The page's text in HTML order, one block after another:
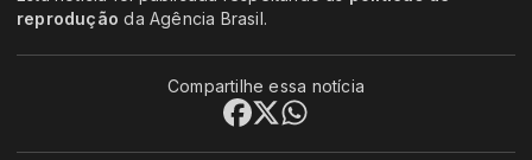
reprodução da Agência Brasil.
Compartilhe essa notícia